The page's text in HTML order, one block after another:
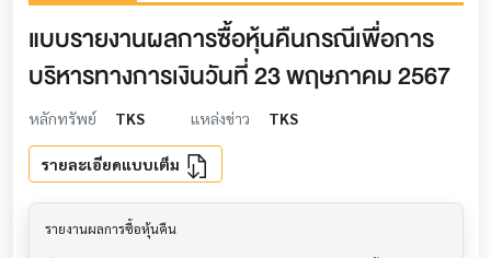
แบบรายงานผลการซื้อหุ้นคืนกรณีเพื่อการ
บริหารทางการเงินวันที่ 23 พฤษภาคม 2567
หลักทรัพย์ TKS แหล่งข่าว TKS
รายละเอียดแบบเต็ม
รายงานผลการซื้อหุ้นคืน